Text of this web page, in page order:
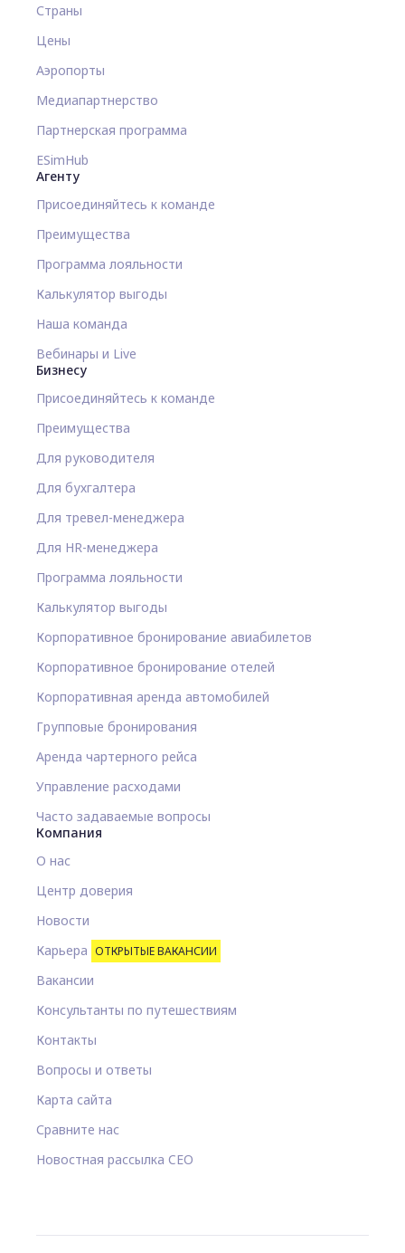
Страны
Цены
Аэропорты
Медиапартнерство
Партнерская программа
ESimHub
Агенту
Присоединяйтесь к команде
Преимущества
Программа лояльности
Калькулятор выгоды
Наша команда
Вебинары и Live
Бизнесу
Присоединяйтесь к команде
Преимущества
Для руководителя
Для бухгалтера
Для тревел-менеджера
Для HR-менеджера
Программа лояльности
Калькулятор выгоды
Корпоративное бронирование авиабилетов
Корпоративное бронирование отелей
Корпоративная аренда автомобилей
Групповые бронирования
Аренда чартерного рейса
Управление расходами
Часто задаваемые вопросы
Компания
О нас
Центр доверия
Новости
Карьера ОТКРЫТЫЕ ВАКАНСИИ
Вакансии
Консультанты по путешествиям
Контакты
Вопросы и ответы
Карта сайта
Сравните нас
Новостная рассылка CEO